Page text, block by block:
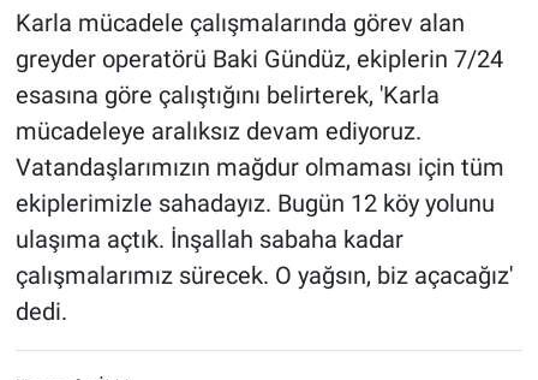
Karla mücadele çalışmalarında görev alan
greyder operatörü Baki Gündüz, ekiplerin 7/24
esasına göre çalıştığını belirterek, 'Karla
mücadeleye aralıksız devam ediyoruz.
Vatandaşlarımızın mağdur olmaması için tüm
ekiplerimizle sahadayız. Bugün 12 köy yolunu
ulaşıma açtık. İnşallah sabaha kadar
çalışmalarımız sürecek. O yağsın, biz açacağız'
dedi.